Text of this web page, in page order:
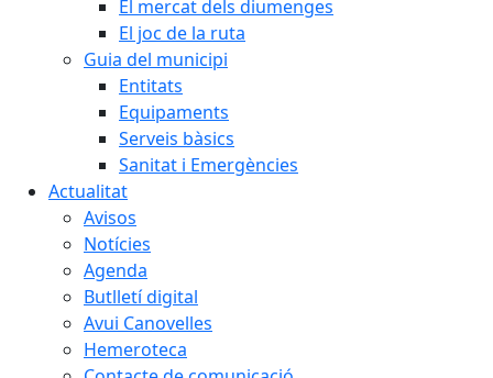
El mercat dels diumenges
El joc de la ruta
Guia del municipi
Entitats
Equipaments
Serveis bàsics
Sanitat i Emergències
Actualitat
Avisos
Notícies
Agenda
Butlletí digital
Avui Canovelles
Hemeroteca